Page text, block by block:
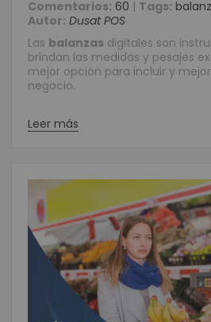
Comentarios: 60 | Tags:
Autor: Dusat POS
Las balanzas digitales son
brindan las medidas y pesajes
mejor opción para incluir y
negocio.
Leer más